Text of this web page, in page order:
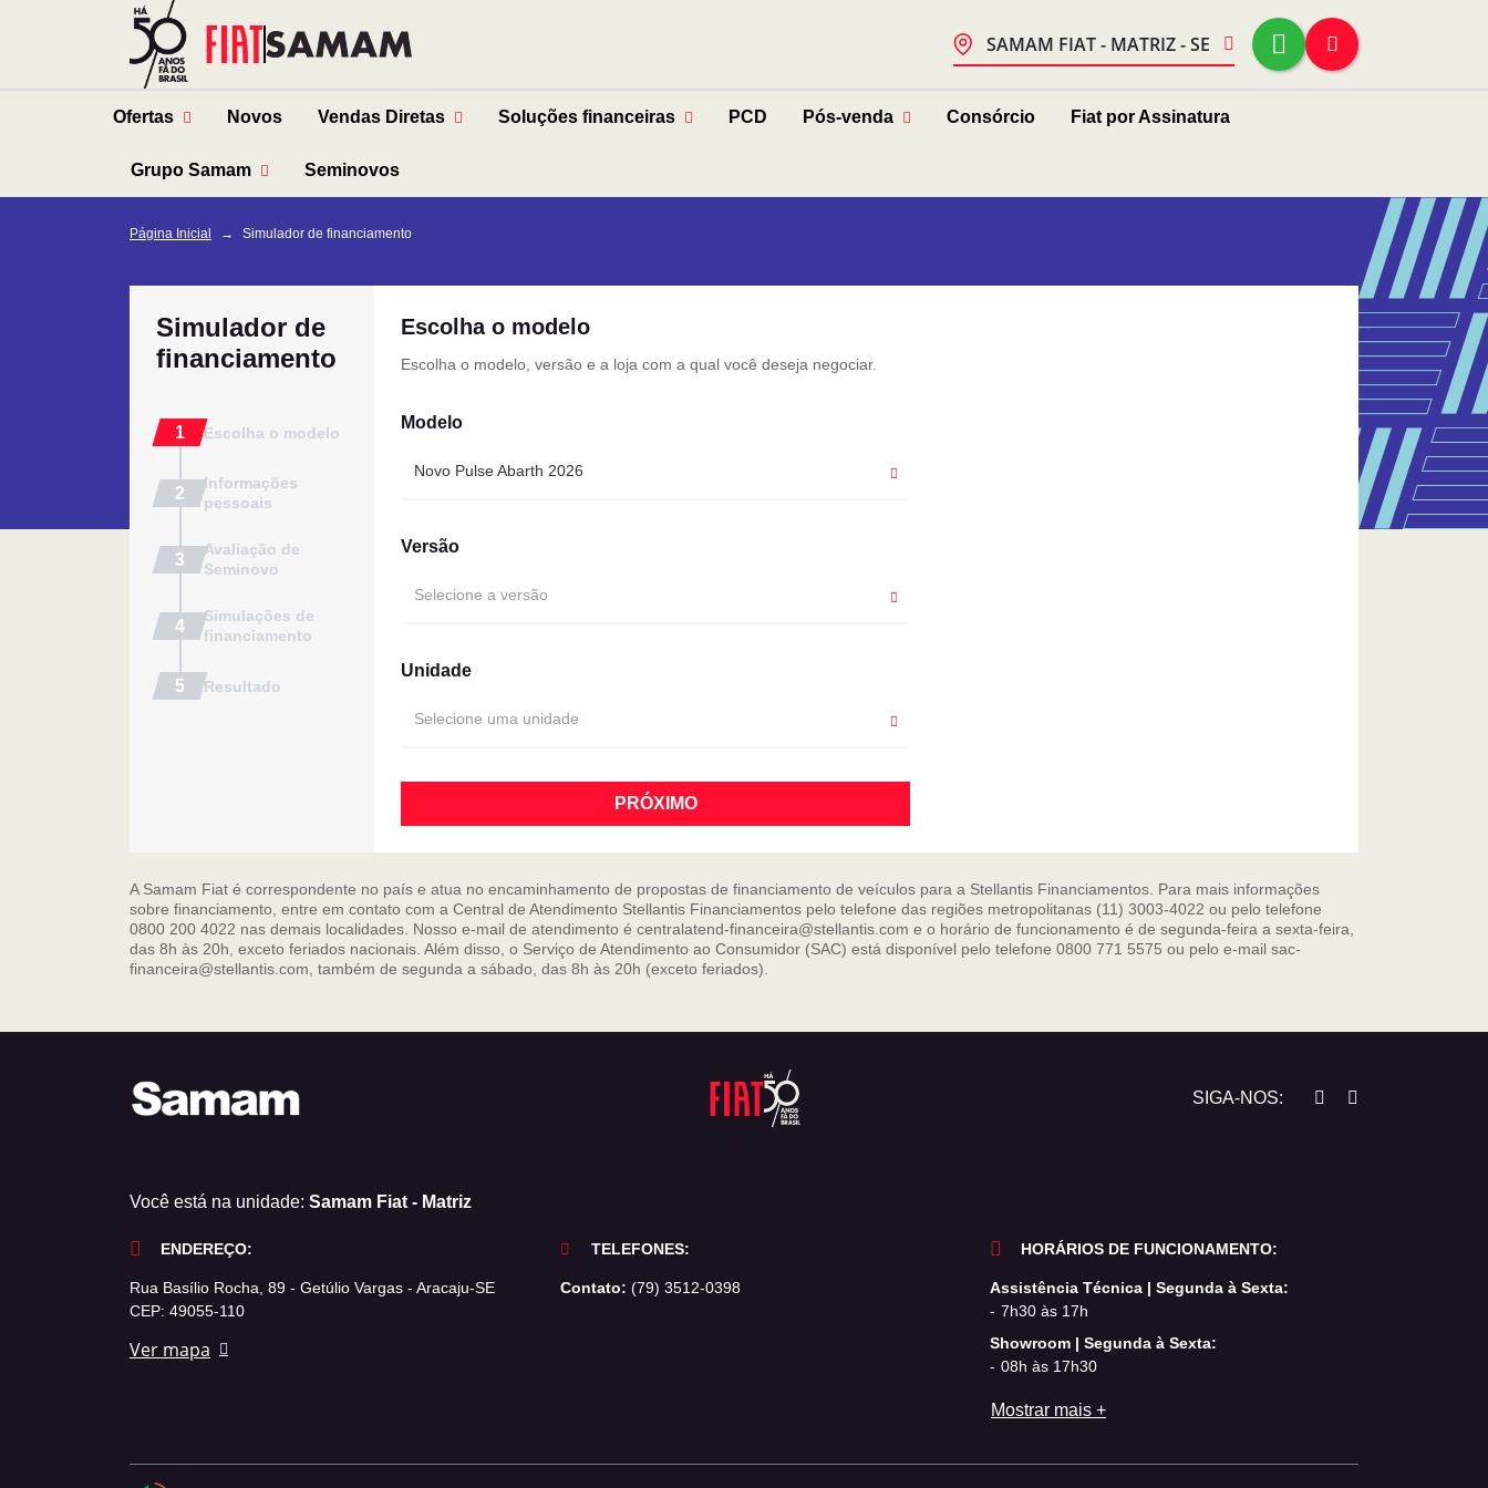
SAMAM FIAT - MATRIZ - SE
Ofertas Novos Vendas Diretas Soluções financeiras PCD Pós-venda Consórcio Fiat por Assinatura
Grupo Samam Seminovos
Página Inicial Simulador de financiamento
Simulador de
financiamento
Escolha o modelo
Informações
pessoais
Avaliação de
Seminovo
Simulações de
financiamento
Resultado
Escolha o modelo
Escolha o modelo, versão e a loja com a qual você deseja negociar.
Modelo
Novo Pulse Abarth 2026
Versão
Selecione a versão
Unidade
Selecione uma unidade
PRÓXIMO
A Samam Fiat é correspondente no país e atua no encaminhamento de propostas de financiamento de veículos para a Stellantis Financiamentos. Para mais informações
sobre financiamento, entre em contato com a Central de Atendimento Stellantis Financiamentos pelo telefone das regiões metropolitanas (11) 3003-4022 ou pelo telefone
0800 200 4022 nas demais localidades. Nosso e-mail de atendimento é centralatend-financeira@stellantis.com e o horário de funcionamento é de segunda-feira a sexta-feira,
das 8h às 20h, exceto feriados nacionais. Além disso, o Serviço de Atendimento ao Consumidor (SAC) está disponível pelo telefone 0800 771 5575 ou pelo e-mail sac-
financeira@stellantis.com, também de segunda a sábado, das 8h às 20h (exceto feriados).
SIGA-NOS:
Você está na unidade: Samam Fiat - Matriz
ENDEREÇO:
Rua Basílio Rocha, 89 - Getúlio Vargas - Aracaju-SE
CEP: 49055-110
Ver mapa
TELEFONES:
Contato: (79) 3512-0398
HORÁRIOS DE FUNCIONAMENTO:
Assistência Técnica | Segunda à Sexta:
7h30 às 17h
Showroom | Segunda à Sexta:
08h às 17h30
Mostrar mais +